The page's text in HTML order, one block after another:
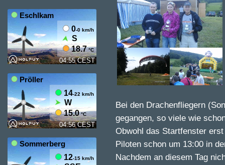
Bei den Drachenfliegern
gegangen, so viele wie
Obwohl das Startfenster
Piloten schon um 13:00 in
Nachdem an diesem Tag